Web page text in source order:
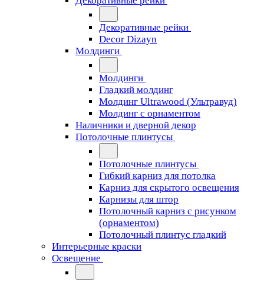
Декоративные рейки
Decor Dizayn
Молдинги
Молдинги
Гладкий молдинг
Молдинг Ultrawood (Ультравуд)
Молдинг с орнаментом
Наличники и дверной декор
Потолочные плинтусы
Потолочные плинтусы
Гибкий карниз для потолка
Карниз для скрытого освещения
Карнизы для штор
Потолочный карниз с рисунком
(орнаментом)
Потолочный плинтус гладкий
Интерьерные краски
Освещение